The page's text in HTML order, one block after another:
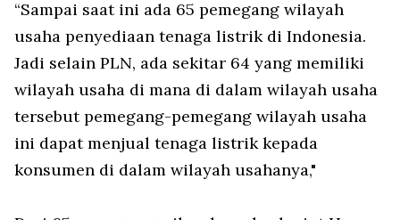
“Sampai saat ini ada 65 pemegang wilayah
usaha penyediaan tenaga listrik di Indonesia.
Jadi selain PLN, ada sekitar 64 yang memiliki
wilayah usaha di mana di dalam wilayah usaha
tersebut pemegang-pemegang wilayah usaha
ini dapat menjual tenaga listrik kepada
konsumen di dalam wilayah usahanya,"